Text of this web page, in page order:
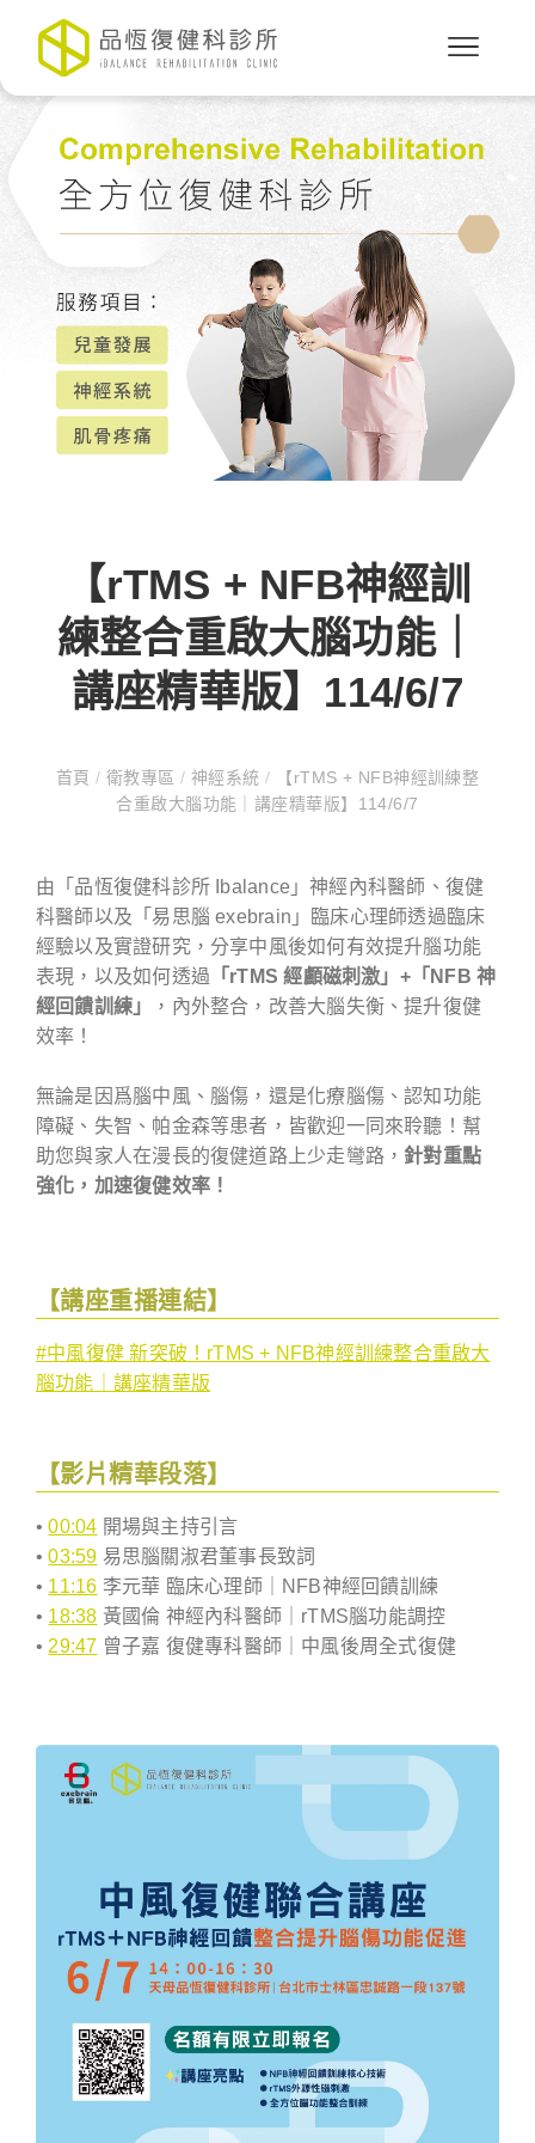
【rTMS + NFB神經訓
練整合重啟大腦功能｜
講座精華版】114/6/7
首頁 / 衛教專區/ 神經系統/ 【rTMS + NFB神經訓練整
合重啟大腦功能｜講座精華版】114/6/7
由「品恆復健科診所 Ibalance」神經內科醫師、復健
科醫師以及「易思腦 exebrain」臨床心理師透過臨床
經驗以及實證研究，分享中風後如何有效提升腦功能
表現，以及如何透過 「rTMS 經顱磁刺激」+「NFB 神
經回饋訓練」
，內外整合，改善大腦失衡、提升復健
效率！
無論是因爲腦中風、腦傷，還是化療腦傷、認知功能
障礙、失智、帕金森等患者，皆歡迎一同來聆聽！幫
助您與家人在漫長的復健道路上少走彎路， 針對重點
強化，加速復健效率！
【講座重播連結】
#中風復健 新突破！rTMS + NFB神經訓練整合重啟大
腦功能｜講座精華版
【影片精華段落】
•00:04 開場與主持引言
•03:59 易思腦關淑君董事長致詞
• 11:16 李元華 臨床心理師｜NFB神經回饋訓練
• 18:38 黃國倫 神經內科醫師｜rTMS腦功能調控
• 29:47 曾子嘉 復健專科醫師｜中風後周全式復健